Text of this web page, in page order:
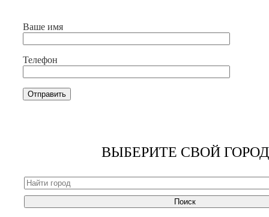
Ваше имя
Телефон
ВЫБЕРИТЕ СВОЙ ГОРОД
Поиск